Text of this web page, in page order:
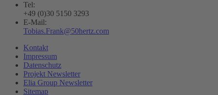
Tel:
+49 (0)30 5150 3293
E-Mail:
Tobias.Frank@50hertz.com
Kontakt
Impressum
Datenschutz
Projekt Newsletter
Elia Group Newsletter
Sitemap